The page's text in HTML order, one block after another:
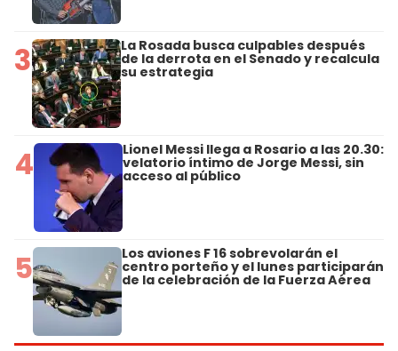
3 La Rosada busca culpables después
de la derrota en el Senado y recalcula
su estrategia
4 Lionel Messi llega a Rosario a las 20.30:
velatorio íntimo de Jorge Messi, sin
acceso al público
5 Los aviones F 16 sobrevolarán el
centro porteño y el lunes participarán
de la celebración de la Fuerza Aérea